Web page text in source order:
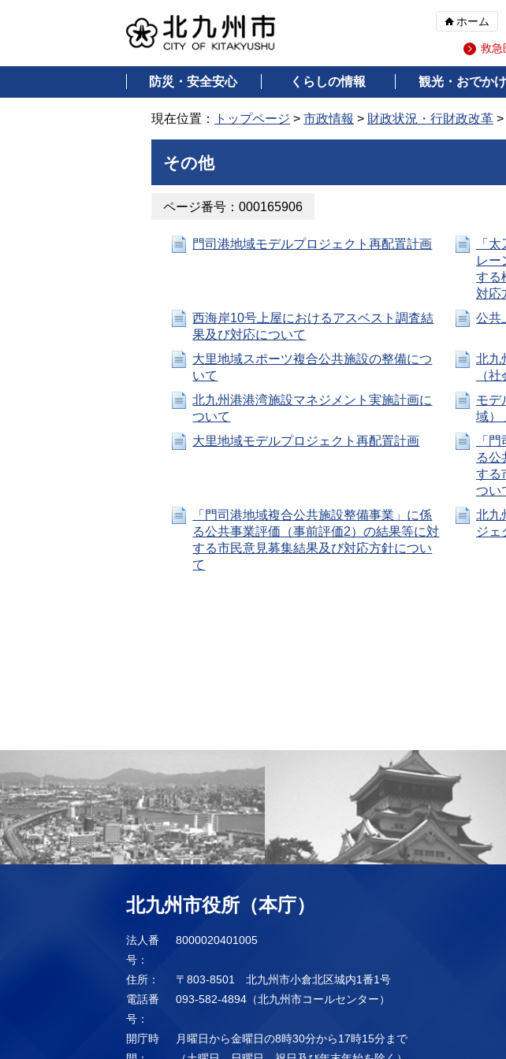
ホーム
救急
防災・安全安心 くらしの情報 観光・おでかけ
現在位置： トップページ > 市政情報 > 財政状況・行財政改革 >
その他
ページ番号：000165906
門司港地域モデルプロジェクト再配置計画
「
レー
する
対応
西海岸10号上屋におけるアスベスト調査結
果及び対応について
公共
大里地域スポーツ複合公共施設の整備につ
いて
北九
（
北九州港港湾施設マネジメント実施計画に
ついて
モデ
域）
大里地域モデルプロジェクト再配置計画
「
る公
する
つい
「門司港地域複合公共施設整備事業」に係
る公共事業評価（事前評価2）の結果等に対
する市民意見募集結果及び対応方針につい
て
北九
ジェ
北九州市役所（本庁）
法人番
号：
8000020401005
住所：
〒803-8501 北九州市小倉北区城内1番1号
電話番
号：
093-582-4894（北九州市コールセンター）
開庁時
月曜日から金曜日の8時30分から17時15分まで